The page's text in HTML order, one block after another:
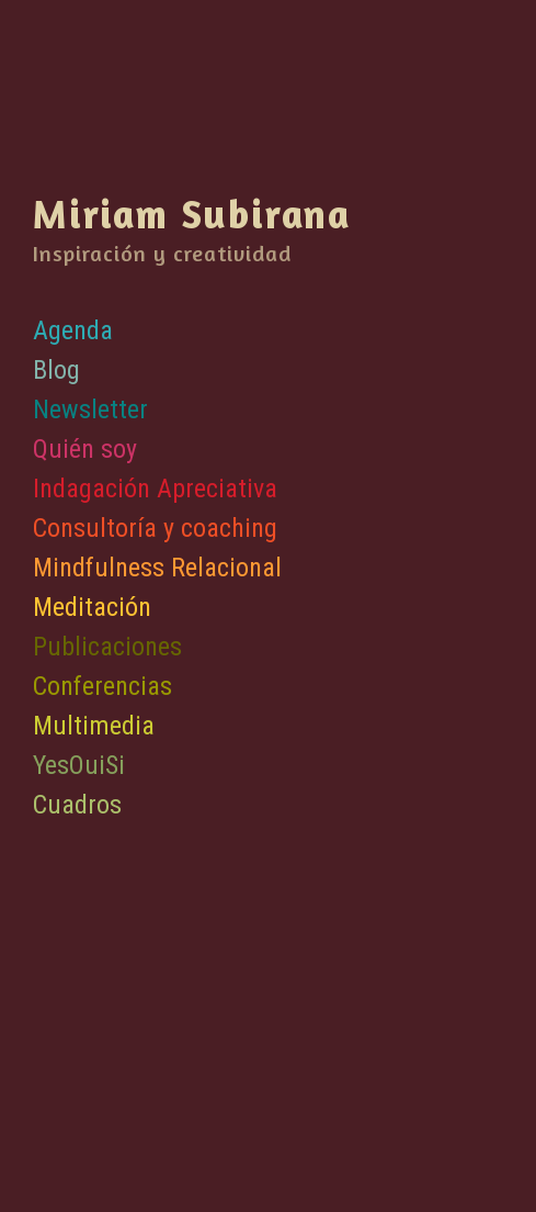
Miriam Subirana
Inspiración y creatividad
Agenda
Blog
Newsletter
Quién soy
Indagación Apreciativa
Consultoría y coaching
Mindfulness Relacional
Meditación
Publicaciones
Conferencias
Multimedia
YesOuiSi
Cuadros